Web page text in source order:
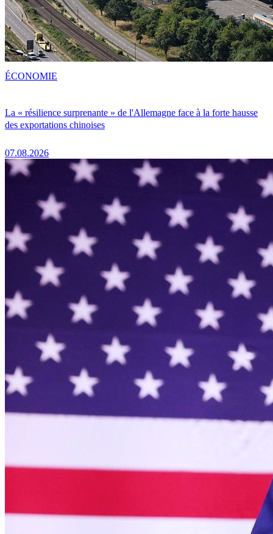
La « résilience surprenante » de l'Allemagne face à la forte hausse
des exportations chinoises
07.08.2026
ÉCONOMIE